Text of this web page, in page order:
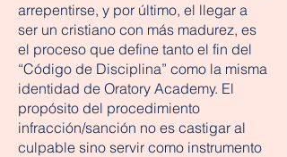
arrepentirse, y por último, el llegar a
ser un cristiano con más madurez, es
el proceso que define tanto el fin del
“Código de Disciplina” como la misma
identidad de Oratory Academy. El
propósito del procedimiento
infracción/sanción no es castigar al
culpable sino servir como instrumento